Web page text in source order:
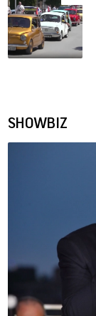
SHOWBIZ